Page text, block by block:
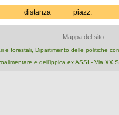
distanza piazz.
Mappa del sito
e forestali, Dipartimento delle politiche
e dell'ippica ex ASSI - Via XX